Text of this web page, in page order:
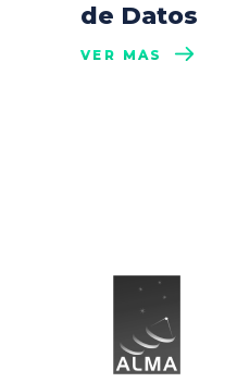
de Datos
VER MÁS